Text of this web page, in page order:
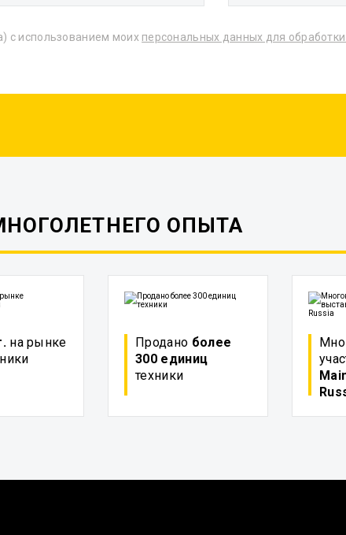
с использованием моих персональных данных для
ОПЫТА
на рынке
Продано более
300 единиц
техники